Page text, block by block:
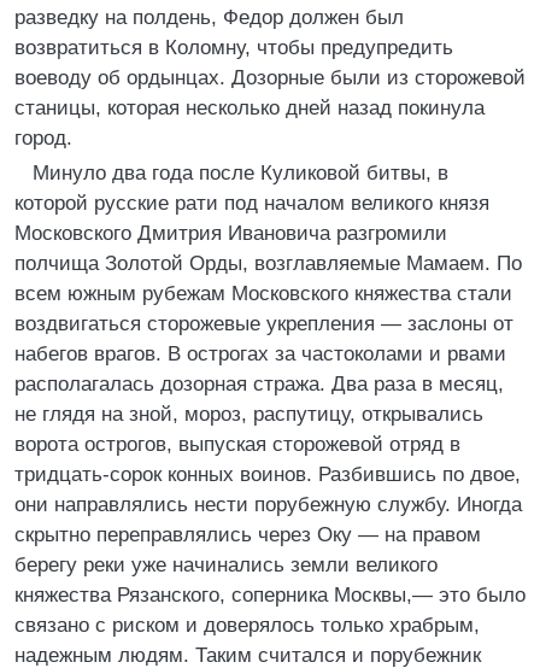
разведку на полдень, Федор должен был
возвратиться в Коломну, чтобы предупредить
воеводу об ордынцах. Дозорные были из сторожевой
станицы, которая несколько дней назад покинула
город.
Минуло два года после Куликовой битвы, в
которой русские рати под началом великого князя
Московского Дмитрия Ивановича разгромили
полчища Золотой Орды, возглавляемые Мамаем. По
всем южным рубежам Московского княжества стали
воздвигаться сторожевые укрепления — заслоны от
набегов врагов. В острогах за частоколами и рвами
располагалась дозорная стража. Два раза в месяц,
не глядя на зной, мороз, распутицу, открывались
ворота острогов, выпуская сторожевой отряд в
тридцать-сорок конных воинов. Разбившись по двое,
они направлялись нести порубежную службу. Иногда
скрытно переправлялись через Оку — на правом
берегу реки уже начинались земли великого
княжества Рязанского, соперника Москвы,— это было
связано с риском и доверялось только храбрым,
надежным людям. Таким считался и порубежник